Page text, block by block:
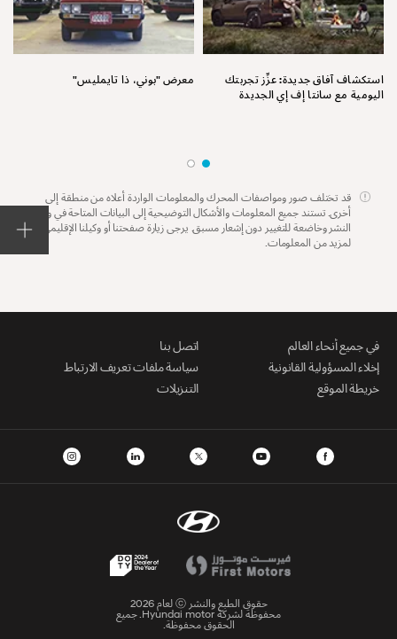
استكشاف آفاق جديدة: عزِّز تجربتك
اليومية مع سانتا إف إي الجديدة
معرض "بوني، ذا تايمليس"
قد تختلف صور ومواصفات المحرك والمعلومات الواردة أعلاه من منطقة إلى
أخرى. تستند جميع المعلومات والأشكال التوضيحية إلى البيانات المتاحة في وقت
النشر وخاضعة للتغيير دون إشعار مسبق. يرجى زيارة صفحتنا أو وكيلنا الإقليمي
لمزيد من المعلومات.
في جميع أنحاء العالم
اتصل بنا
إخلاء المسؤولية القانونية
سياسة ملفات تعريف الارتباط
خريطة الموقع
التنزيلات
حقوق الطبع والنشر ⓒ لعام 2026
محفوظة لشركة Hyundai motor. جميع
الحقوق محفوظة.